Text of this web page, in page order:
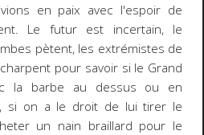
en paix avec l'espoir de
Le futur est incertain, le
pètent, les extrémistes de
pour savoir si le Grand
la barbe au dessus ou en
si on a le droit de lui tirer le
un nain braillard pour le